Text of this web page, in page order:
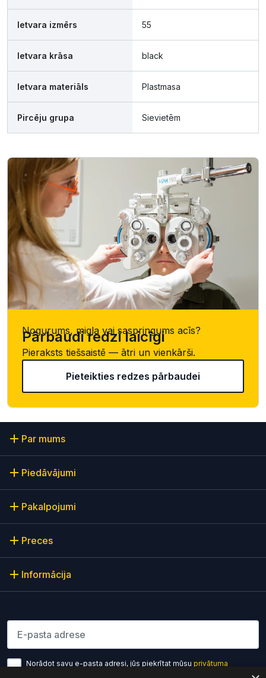
Ietvara izmērs 55
Ietvara krāsa black
Ietvara materiāls Plastmasa
Pircēju grupa Sievietēm
Nogurums, migla vai saspringums acīs?
Pārbaudi redzi laicīgi
Pieraksts tiešsaistē — ātri un vienkārši.
Pieteikties redzes pārbaudei
Par mums
Piedāvājumi
Pakalpojumi
Preces
Informācija
Lūdzu ievadiet e-pasta adresi
Norādot savu e-pasta adresi, jūs piekrītat mūsu privātuma